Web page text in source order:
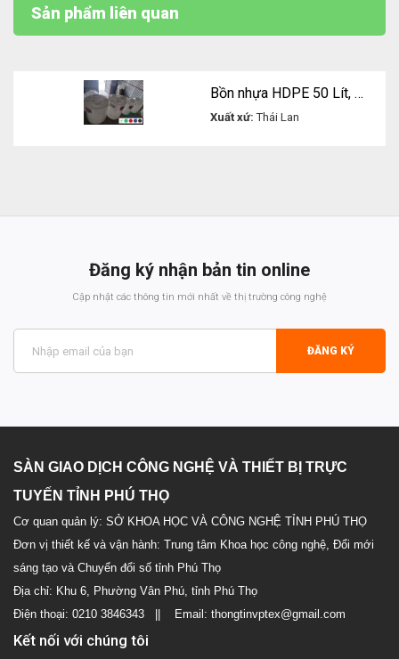
Sản phẩm liên quan
Bồn nhựa HDPE 50 Lít, model CEN-B, thương hiệu TEMA của hãng Pakco Thái Lan dùng chứa chất lỏng
Xuất xứ:Thái Lan
Đăng ký nhận bản tin online
Cập nhật các thông tin mới nhất về thị trường công nghệ
ĐĂNG KÝ
SÀN GIAO DỊCH CÔNG NGHỆ VÀ THIẾT BỊ TRỰC
TUYẾN TỈNH PHÚ THỌ
Cơ quan quản lý: SỞ KHOA HỌC VÀ CÔNG NGHỆ TỈNH PHÚ THỌ
Đơn vị thiết kế và vận hành: Trung tâm Khoa học công nghệ, Đổi mới
sáng tạo và Chuyển đổi số tỉnh Phú Thọ
Địa chỉ: Khu 6, Phường Vân Phú, tỉnh Phú Thọ
Điện thoại: 0210 3846343 || Email: thongtinvptex@gmail.com
Kết nối với chúng tôi